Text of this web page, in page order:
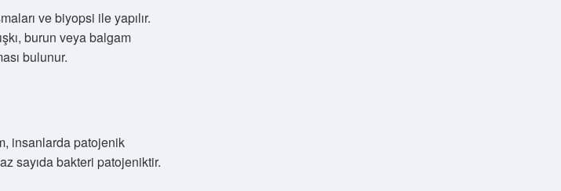
ve biyopsi ile yapılır.
burun veya balgam
bulunur.
insanlarda patojenik
sayıda bakteri patojeniktir.